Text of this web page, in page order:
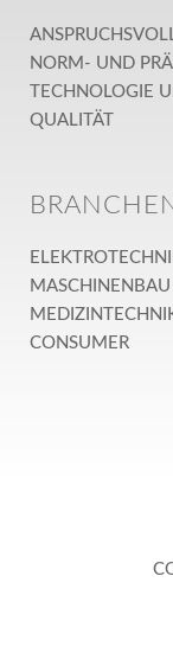
NORM- UND
TECHNOLOGIE
QUALITÄT
CONSUMER